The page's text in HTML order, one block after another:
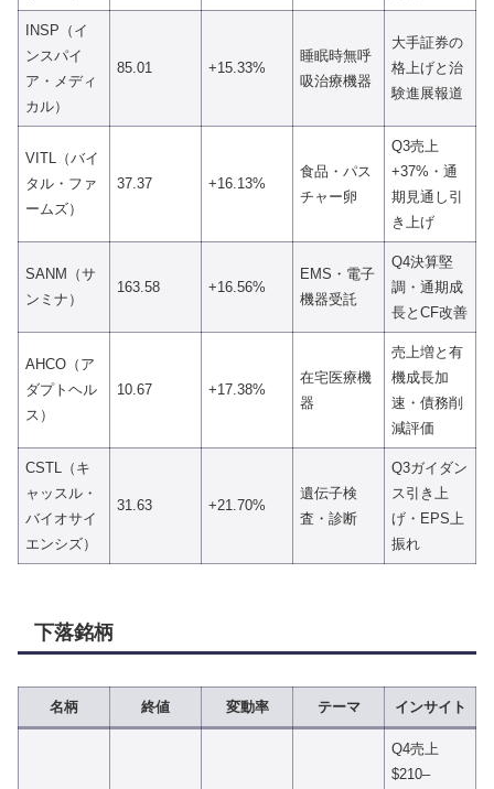
INSP（イ
ンスパイ
ア・メディ
カル）
85.01 +15.33%
睡眠時無呼
吸治療機器
大手証券の
格上げと治
験進展報道
VITL（バイ
タル・ファ
ームズ）
37.37 +16.13%
食品・パス
チャー卵
Q3売上
+37%・通
期見通し引
き上げ
SANM（サ
ンミナ）
163.58 +16.56%
EMS・電子
機器受託
Q4決算堅
調・通期成
長とCF改善
AHCO（ア
ダプトヘル
ス）
10.67 +17.38%
在宅医療機
器
売上増と有
機成長加
速・債務削
減評価
CSTL（キ
ャッスル・
バイオサイ
エンシズ）
31.63 +21.70%
遺伝子検
査・診断
Q3ガイダン
ス引き上
げ・EPS上
振れ
下落銘柄
名柄 終値 変動率 テーマ インサイト
Q4売上
$210–